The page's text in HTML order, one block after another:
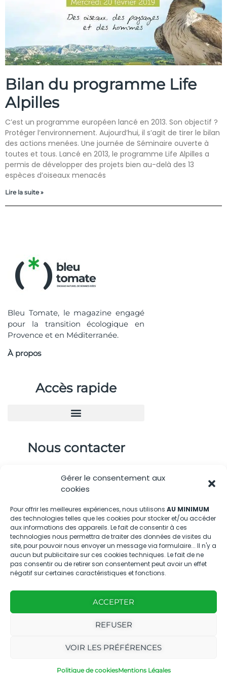
Gérer le consentement aux
cookies
Pour offrir les meilleures expériences, nous utilisons AU MINIMUM
des technologies telles que les cookies pour stocker et/ou accéder
aux informations des appareils. Le fait de consentir à ces
technologies nous permettra de traiter des données de visites du
site, pour pouvoir nous envoyer un message via formulaire... Il n'y a
aucun but publicitaire sur ces cookies techniques. Le fait de ne
pas consentir ou de retirer son consentement peut avoir un effet
négatif sur certaines caractéristiques et fonctions.
ACCEPTER
REFUSER
VOIR LES PRÉFÉRENCES
Politique de cookiesMentions Légales
Bilan du programme Life
Alpilles
C’est un programme européen lancé en 2013. Son objectif ?
Protéger l’environnement. Aujourd’hui, il s’agit de tirer le bilan
des actions menées. Une journée de Séminaire ouverte à
toutes et tous. Lancé en 2013, le programme Life Alpilles a
permis de développer des projets bien au-delà des 13
espèces d’oiseaux menacés
Lire la suite »
Bleu Tomate, le magazine engagé
pour la transition écologique en
Provence et en Méditerranée.
À propos
Accès rapide
Nous contacter
contactBT@bleu-tomate.fr
Kit média
Kit média Bleu Tomate
Nous suivre
Ce magazine est
|
légales